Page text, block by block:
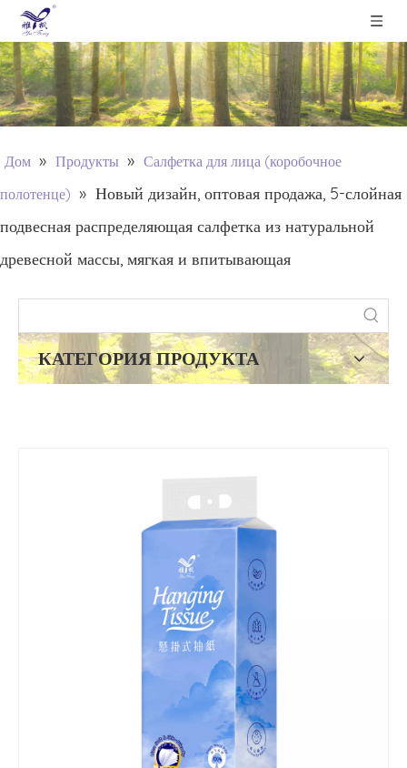
Дом » Продукты » Салфетка для лица (коробочное
полотенце) » Новый дизайн, оптовая продажа, 5-слойная
подвесная распределяющая салфетка из натуральной
древесной массы, мягкая и впитывающая
КАТЕГОРИЯ ПРОДУКТА